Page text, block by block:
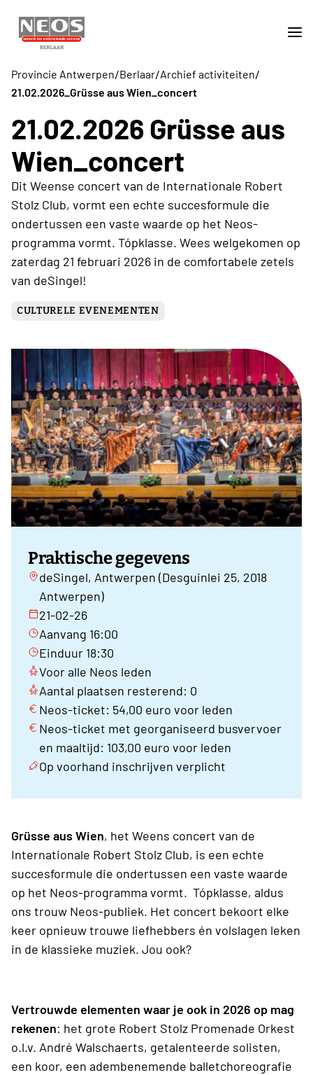
Provincie Antwerpen/Berlaar/Archief activiteiten/
21.02.2026_Grüsse aus Wien_concert
21.02.2026 Grüsse aus
Wien_concert
Dit Weense concert van de Internationale Robert
Stolz Club, vormt een echte succesformule die
ondertussen een vaste waarde op het Neos-
programma vormt. Tópklasse. Wees welgekomen op
zaterdag 21 februari 2026 in de comfortabele zetels
van deSingel!
CULTURELE EVENEMENTEN
Praktische gegevens
deSingel, Antwerpen (Desguinlei 25, 2018
Antwerpen)
21-02-26
Aanvang 16:00
Einduur 18:30
Voor alle Neos leden
Aantal plaatsen resterend: 0
Neos-ticket: 54,00 euro voor leden
Neos-ticket met georganiseerd busvervoer
en maaltijd: 103,00 euro voor leden
Op voorhand inschrijven verplicht
Grüsse aus Wien, het Weens concert van de
Internationale Robert Stolz Club, is een echte
succesformule die ondertussen een vaste waarde
op het Neos-programma vormt. Tópklasse, aldus
ons trouw Neos-publiek. Het concert bekoort elke
keer opnieuw trouwe liefhebbers én volslagen leken
in de klassieke muziek. Jou ook?
Vertrouwde elementen waar je ook in 2026 op mag
rekenen: het grote Robert Stolz Promenade Orkest
o.l.v. André Walschaerts, getalenteerde solisten,
een koor, een adembenemende balletchoreografie